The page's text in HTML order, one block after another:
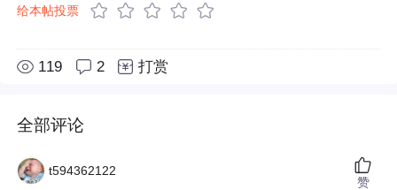
给本帖投票
119 2 打赏
全部评论
t594362122
赞